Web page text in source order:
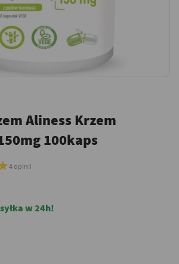
Aliness Krzem
100kaps
4 opinii
w 24h!